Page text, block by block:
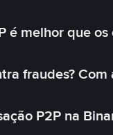
é melhor que
fraudes? Com
P2P na